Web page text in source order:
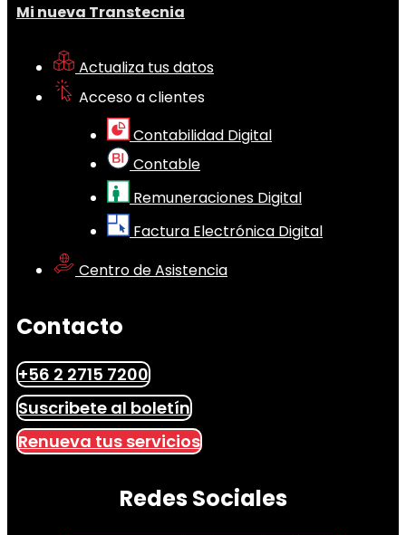
Mi nueva Transtecnia
Actualiza tus datos
Acceso a clientes
Contabilidad Digital
Contable
Remuneraciones Digital
Factura Electrónica Digital
Centro de Asistencia
Contacto
+56 2 2715 7200
Suscribete al boletín
Renueva tus servicios
Redes Sociales